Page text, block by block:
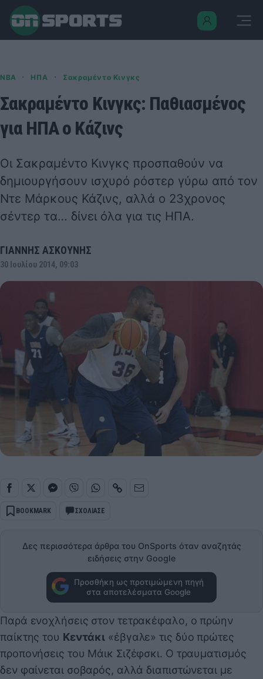
NBA · ΗΠΑ · Σακραμέντο Κινγκς
Σακραμέντο Κινγκς: Παθιασμένος
για ΗΠΑ ο Κάζινς
Οι Σακραμέντο Κινγκς προσπαθούν να
δημιουργήσουν ισχυρό ρόστερ γύρω από τον
Ντε Μάρκους Κάζινς, αλλά ο 23χρονος
σέντερ τα… δίνει όλα για τις ΗΠΑ.
ΓΙΑΝΝΗΣ ΑΣΚΟΥΝΗΣ
30 Ιουλίου 2014, 09:03
BOOKMARK ΣΧΟΛΙΑΣΕ
Δες περισσότερα άρθρα του OnSports όταν αναζητάς
ειδήσεις στην Google
Προσθήκη ως προτιμώμενη πηγή
στα αποτελέσματα Google
Παρά ενοχλήσεις στον τετρακέφαλο, ο πρώην
παίκτης του Κεντάκι «έβγαλε» τις δύο πρώτες
προπονήσεις του Μάικ Σιζέφσκι. Ο τραυματισμός
δεν φαίνεται σοβαρός, αλλά διαπιστώνεται με